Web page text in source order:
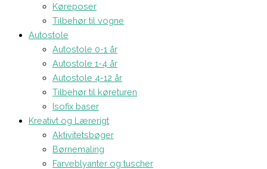
Køreposer
Tilbehør til vogne
Autostole
Autostole 0-1 år
Autostole 1-4 år
Autostole 4-12 år
Tilbehør til køreturen
Isofix baser
Kreativt og Lærerigt
Aktivitetsbøger
Børnemaling
Farveblyanter og tuscher